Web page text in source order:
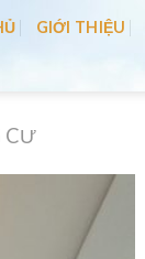
GIỚI THIỆU
CƯ